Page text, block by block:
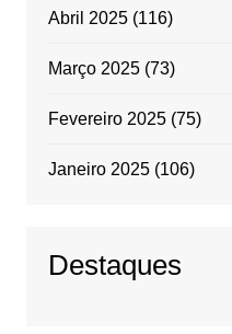
Abril 2025(116)
Março 2025(73)
Fevereiro 2025(75)
Janeiro 2025(106)
Destaques